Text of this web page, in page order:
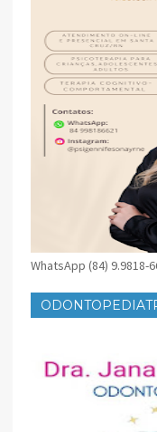
WhatsApp (84)